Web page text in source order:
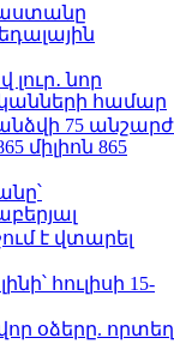
նոր
համար
75 անշարժ
միլիոն 865
է վտարել
հուլիսի 15-
օձերը. որտեղ